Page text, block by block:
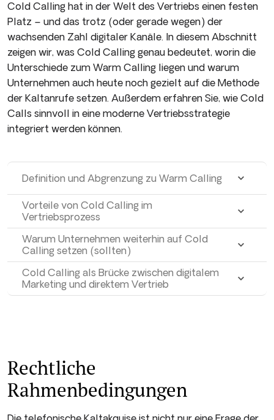
Cold Calling hat in der Welt des Vertriebs einen festen
Platz – und das trotz (oder gerade wegen) der
wachsenden Zahl digitaler Kanäle. In diesem Abschnitt
zeigen wir, was Cold Calling genau bedeutet, worin die
Unterschiede zum Warm Calling liegen und warum
Unternehmen auch heute noch gezielt auf die Methode
der Kaltanrufe setzen. Außerdem erfahren Sie, wie Cold
Calls sinnvoll in eine moderne Vertriebsstrategie
integriert werden können.
Definition und Abgrenzung zu Warm Calling
Vorteile von Cold Calling im
Vertriebsprozess
Warum Unternehmen weiterhin auf Cold
Calling setzen (sollten)
Cold Calling als Brücke zwischen digitalem
Marketing und direktem Vertrieb
Rechtliche
Rahmenbedingungen